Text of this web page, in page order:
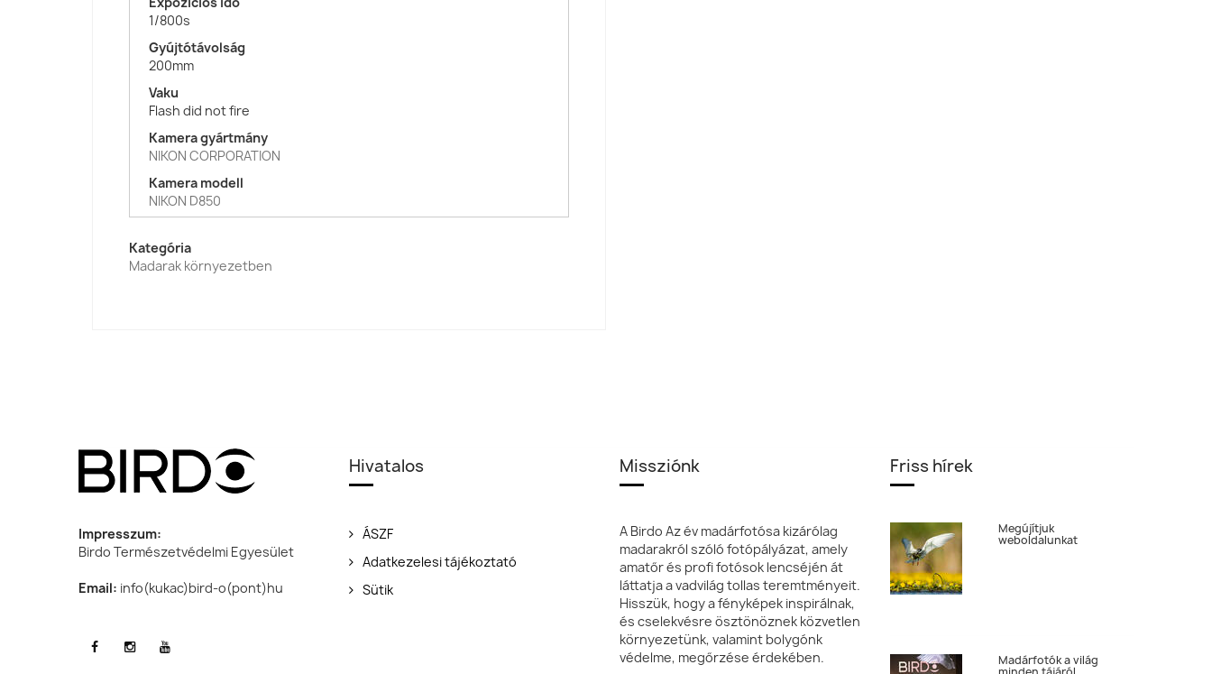
1/800s
Gyújtótávolság
200mm
Vaku
Flash did not fire
Kamera gyártmány
NIKON CORPORATION
Kamera modell
NIKON D850
Kategória
Madarak környezetben
Impresszum:
Birdo Természetvédelmi Egyesület
Email: info(kukac)bird-o(pont)hu
Hivatalos
ÁSZF
Adatkezelesi tájékoztató
Sütik
Missziónk
A Birdo Az év madárfotósa kizárólag
madarakról szóló fotópályázat, amely
amatőr és profi fotósok lencséjén át
láttatja a vadvilág tollas teremtményeit.
Hisszük, hogy a fényképek inspirálnak,
és cselekvésre ösztönöznek közvetlen
környezetünk, valamint bolygónk
védelme, megőrzése érdekében.
Friss hírek
Megújítjuk
weboldalunkat
Madárfotók a világ